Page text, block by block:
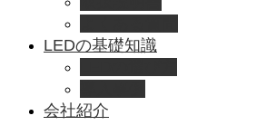
LEDの基礎知識
会社紹介